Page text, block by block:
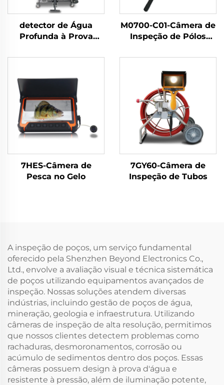
detector de Água
Profunda à Prova
M0700-C01-Câmera de
Inspeção de Pólos
7HES-Câmera de
Pesca no Gelo
7GY60-Câmera de
Inspeção de Tubos
A inspeção de poços, um serviço fundamental
oferecido pela Shenzhen Beyond Electronics Co.,
Ltd., envolve a avaliação visual e técnica sistemática
de poços utilizando equipamentos avançados de
inspeção. Nossas soluções atendem diversas
indústrias, incluindo gestão de poços de água,
mineração, geologia e infraestrutura. Utilizando
câmeras de inspeção de alta resolução, permitimos
que nossos clientes detectem problemas como
rachaduras, desmoronamentos, corrosão ou
acúmulo de sedimentos dentro dos poços. Essas
câmeras possuem design à prova d'água e
resistente à pressão, além de iluminação potente,